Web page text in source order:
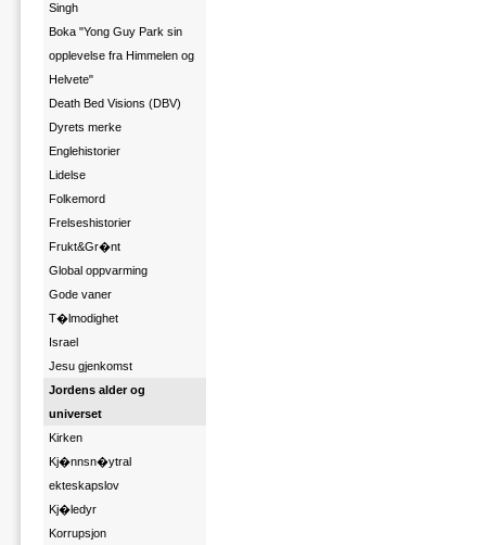
Singh
Boka "Yong Guy Park sin
opplevelse fra Himmelen og
Helvete"
Death Bed Visions (DBV)
Dyrets merke
Englehistorier
Lidelse
Folkemord
Frelseshistorier
Frukt&Gr�nt
Global oppvarming
Gode vaner
T�lmodighet
Israel
Jesu gjenkomst
Jordens alder og
universet
Kirken
Kj�nnsn�ytral
ekteskapslov
Kj�ledyr
Korrupsjon